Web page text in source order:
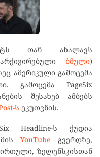
თან ახალავს
ბმული)
ამერიკული გამოცემა
გამოცემა PageSix
შესახებ ამბებს
ს ეკუთვნის.
Headline-ს ქუდია
YouTube გვერდზე,
ზელენსკისთან